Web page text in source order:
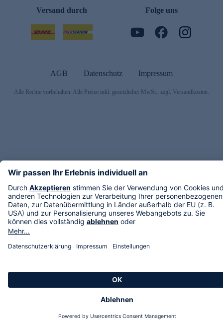
Versand durch Folge uns
AGB Datenschutz Impressum
Alle Rechte vorbehalten. Alle Preise inkl. gesetzlicher MwSt., zzgl. Versandkosten.